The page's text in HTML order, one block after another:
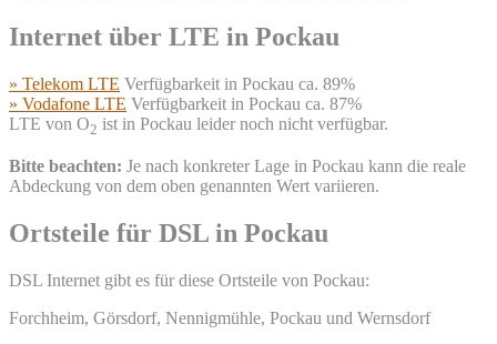
Internet über LTE in Pockau
» Telekom LTE Verfügbarkeit in Pockau ca. 89%
» Vodafone LTE Verfügbarkeit in Pockau ca. 87%
LTE von O2 ist in Pockau leider noch nicht verfügbar.
Bitte beachten: Je nach konkreter Lage in Pockau kann die reale
Abdeckung von dem oben genannten Wert variieren.
Ortsteile für DSL in Pockau
DSL Internet gibt es für diese Ortsteile von Pockau:
Forchheim, Görsdorf, Nennigmühle, Pockau und Wernsdorf